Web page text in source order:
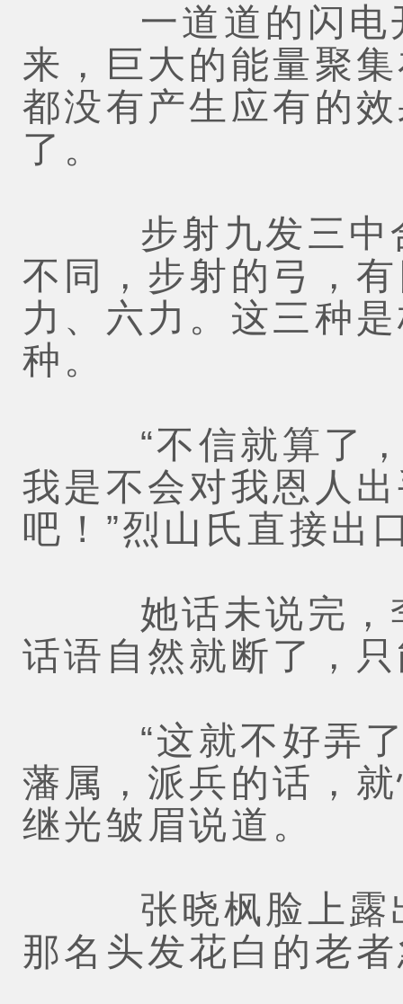
一道道的闪电开
来，巨大的能量聚
都没有产生应有的
了。
步射九发三中合
不同，步射的弓，
力、六力。这三种
种。
“不信就算了，
我是不会对我恩人
吧！”烈山氏直接出
她话未说完，李
话语自然就断了，
“这就不好弄了
藩属，派兵的话，
继光皱眉说道。
张晓枫脸上露出
那名头发花白的老